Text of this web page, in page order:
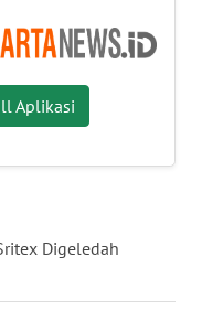
Aplikasi
Digeledah